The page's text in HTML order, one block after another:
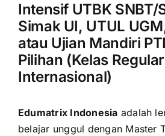
Intensif UTBK SNBT/
Simak UI, UTUL
atau Ujian Mandiri
Pilihan (Kelas
Internasional)
Edumatrix Indonesia adalah
belajar unggul dengan Master